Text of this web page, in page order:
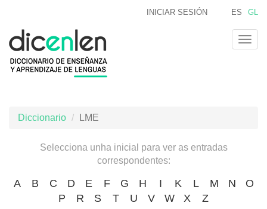
contido
principal
ES GL
INICIAR SESIÓN
Diccionario LME
Selecciona unha inicial para ver as entradas
correspondentes:
A B C D E F G H I K L M N
O
P
R S T U V W X Z